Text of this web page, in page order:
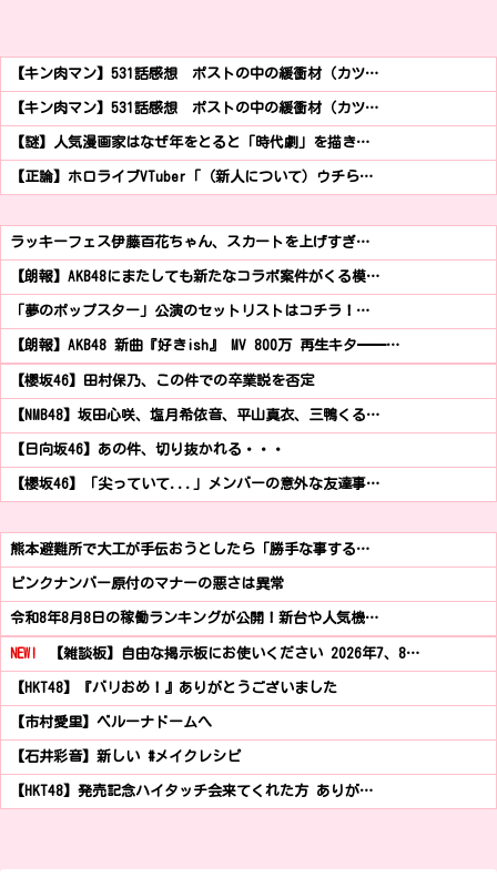
【キン肉マン】531話感想 ポストの中の緩衝材（カツ…
【キン肉マン】531話感想 ポストの中の緩衝材（カツ…
【謎】人気漫画家はなぜ年をとると「時代劇」を描き…
【正論】ホロライブVTuber「（新人について）ウチら…
ラッキーフェス伊藤百花ちゃん、スカートを上げすぎ…
【朗報】AKB48にまたしても新たなコラボ案件がくる模…
「夢のポップスター」公演のセットリストはコチラ！…
【朗報】AKB48 新曲『好きish』 MV 800万 再生キタ━━…
【櫻坂46】田村保乃、この件での卒業説を否定
【NMB48】坂田心咲、塩月希依音、平山真衣、三鴨くる…
【日向坂46】あの件、切り抜かれる・・・
【櫻坂46】「尖っていて...」メンバーの意外な友達事…
熊本避難所で大工が手伝おうとしたら「勝手な事する…
ピンクナンバー原付のマナーの悪さは異常
令和8年8月8日の稼働ランキングが公開！新台や人気機…
NEW! 【雑談板】自由な掲示板にお使いください 2026年7、8…
【HKT48】『バリおめ！』ありがとうございました
【市村愛里】ベルーナドームへ
【石井彩音】新しい #メイクレシピ
【HKT48】発売記念ハイタッチ会来てくれた方 ありが…